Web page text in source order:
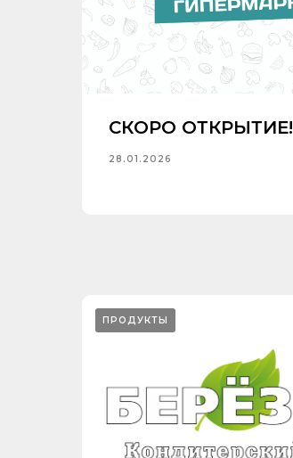
СКОРО ОТКРЫТИЕ!
28.01.2026
ПРОДУКТЫ